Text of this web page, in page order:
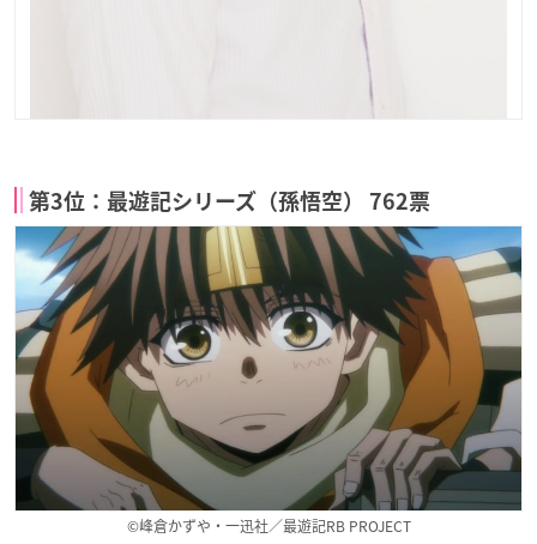
第3位：最遊記シリーズ（孫悟空） 762票
©峰倉かずや・一迅社／最遊記RB PROJECT